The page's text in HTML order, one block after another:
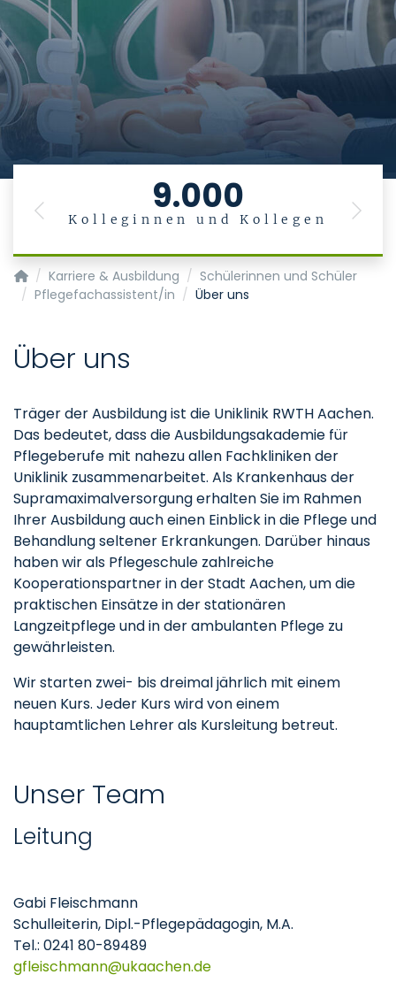
9.000
Kolleginnen und Kollegen
Previous Next
Startseite
Karriere & Ausbildung
Schülerinnen und Schüler
Pflegefachassistent/in
Über uns
Über uns
Träger der Ausbildung ist die Uniklinik RWTH Aachen.
Das bedeutet, dass die Ausbildungsakademie für
Pflegeberufe mit nahezu allen Fachkliniken der
Uniklinik zusammenarbeitet. Als Krankenhaus der
Supramaximalversorgung erhalten Sie im Rahmen
Ihrer Ausbildung auch einen Einblick in die Pflege und
Behandlung seltener Erkrankungen. Darüber hinaus
haben wir als Pflegeschule zahlreiche
Kooperationspartner in der Stadt Aachen, um die
praktischen Einsätze in der stationären
Langzeitpflege und in der ambulanten Pflege zu
gewährleisten.
Wir starten zwei- bis dreimal jährlich mit einem
neuen Kurs. Jeder Kurs wird von einem
hauptamtlichen Lehrer als Kursleitung betreut.
Unser Team
Leitung
Gabi Fleischmann
Schulleiterin, Dipl.-Pflegepädagogin, M.A.
Tel.: 0241 80-89489
gfleischmann
ukaachende